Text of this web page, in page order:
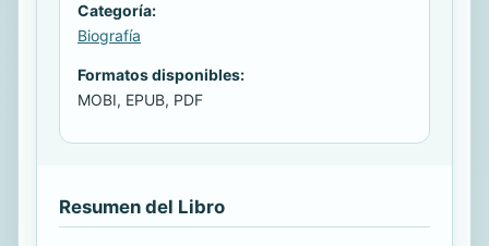
Categoría:
Biografía
Formatos disponibles:
MOBI, EPUB, PDF
Resumen del Libro